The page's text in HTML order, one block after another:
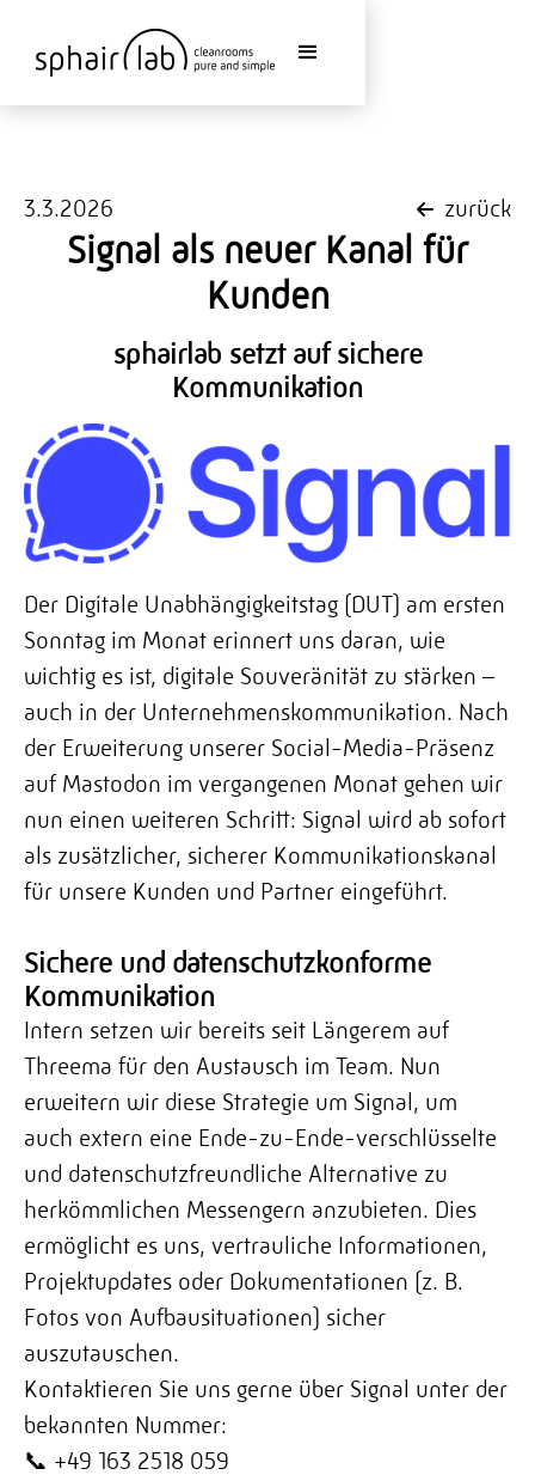
3.3.2026 zurück
Signal als neuer Kanal für
Kunden
sphairlab setzt auf sichere
Kommunikation
Der Digitale Unabhängigkeitstag (DUT) am ersten
Sonntag im Monat erinnert uns daran, wie
wichtig es ist, digitale Souveränität zu stärken –
auch in der Unternehmenskommunikation. Nach
der Erweiterung unserer Social-Media-Präsenz
auf Mastodon im vergangenen Monat gehen wir
nun einen weiteren Schritt: Signal wird ab sofort
als zusätzlicher, sicherer Kommunikationskanal
für unsere Kunden und Partner eingeführt.
Sichere und datenschutzkonforme
Kommunikation
Intern setzen wir bereits seit Längerem auf
Threema für den Austausch im Team. Nun
erweitern wir diese Strategie um Signal, um
auch extern eine Ende-zu-Ende-verschlüsselte
und datenschutzfreundliche Alternative zu
herkömmlichen Messengern anzubieten. Dies
ermöglicht es uns, vertrauliche Informationen,
Projektupdates oder Dokumentationen (z. B.
Fotos von Aufbausituationen) sicher
auszutauschen.
Kontaktieren Sie uns gerne über Signal unter der
bekannten Nummer:
📞 +49 163 2518 059